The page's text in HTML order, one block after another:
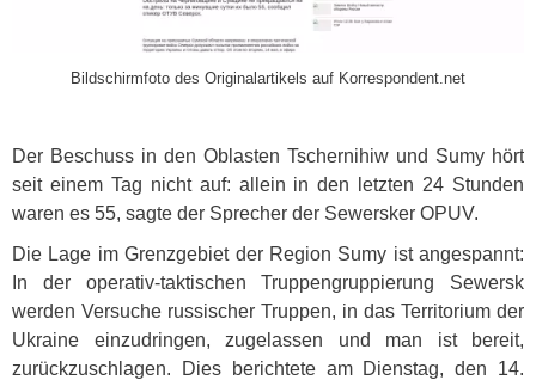
Bildschirmfoto des Originalartikels auf Korrespondent.net
Der Beschuss in den Oblasten Tschernihiw und Sumy hört
seit einem Tag nicht auf: allein in den letzten 24 Stunden
waren es 55, sagte der Sprecher der Sewersker OPUV.
Die Lage im Grenzgebiet der Region Sumy ist angespannt:
In der operativ-taktischen Truppengruppierung Sewersk
werden Versuche russischer Truppen, in das Territorium der
Ukraine einzudringen, zugelassen und man ist bereit,
zurückzuschlagen. Dies berichtete am Dienstag, den 14.